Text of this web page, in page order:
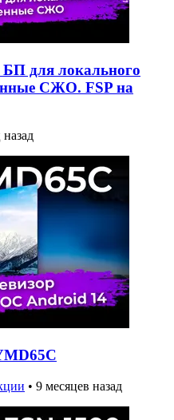
для локального
СЖО. FSP на
назад
• 9 месяцев назад